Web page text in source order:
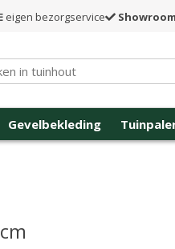
eigen bezorgservice
Gevelbekleding